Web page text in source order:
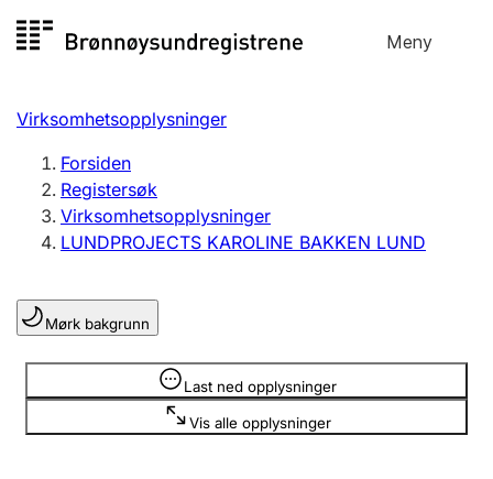
til
Meny
Registersøk
Aksjeselskap
Enkeltpersonforetak
Registrere, endre, slette
Lag og forening
Registrere, endre, slette
Virksomhetsopplysninger
Forsiden
Registersøk
Virksomhetsopplysninger
LUNDPROJECTS KAROLINE BAKKEN LUND
Mørk bakgrunn
Last ned opplysninger
Vis alle opplysninger
Opplysninger er skjult